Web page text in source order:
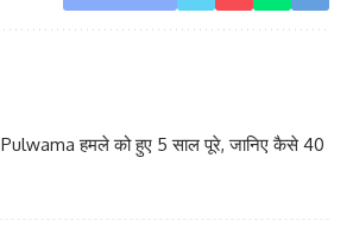
Pulwama हमले को हुए 5 साल पूरे, जानिए कैसे 40